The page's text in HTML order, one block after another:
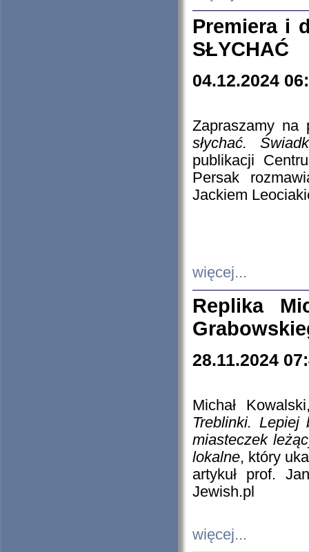
Premiera i
SŁYCHAĆ
04.12.2024
Zapraszamy
słychać.
publikacji
Persak
Jackiem
więcej...
Replika
28.11.2024
Michał
Treblinki. Lepiej
miasteczek
lokalne, który
artykuł prof.
Jewish.pl
więcej...